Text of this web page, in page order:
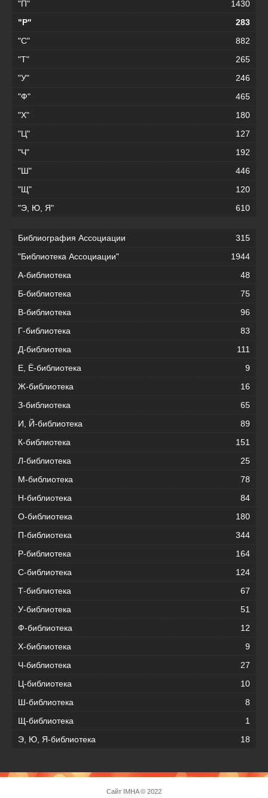
"П"
1430
"Р"
283
"С"
882
"Т"
265
"У"
246
"Ф"
465
"Х"
180
"Ц"
127
"Ч"
192
"Ш"
446
"Щ"
120
"Э, Ю, Я"
610
Библиография Ассоциации
315
"Библиотека Ассоциации"
1944
А-библиотека
48
Б-библиотека
75
В-библиотека
96
Г-библиотека
83
Д-библиотека
111
Е, Ё-библиотека
9
Ж-библиотека
16
З-библиотека
65
И, Й-библиотека
89
К-библиотека
151
Л-библиотека
25
М-библиотека
78
Н-библиотека
84
О-библиотека
180
П-библиотека
344
Р-библиотека
164
С-библиотека
124
Т-библиотека
67
У-библиотека
51
Ф-библиотека
12
Х-библиотека
9
Ч-библиотека
27
Ц-библиотека
10
Ш-библиотека
8
Щ-библиотека
1
Э, Ю, Я-библиотека
18
Сайт IMHA© 2022